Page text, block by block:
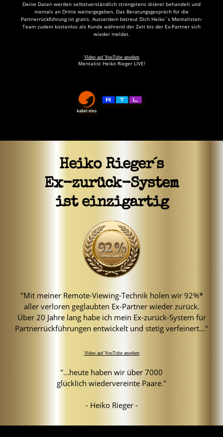
Deine Daten werden selbstverständlich strengstens diskret behandelt und
niemals an Dritte weitergegeben. Das Beratungsgespräch für die
Partnerrückführung ist gratis. Ausserdem betreut Dich Heiko´s Mentalisten-
Team zudem kostenlos als Kunde während der Zeit bis der Ex-Partner sich
wieder meldet.
Video auf YouTube ansehen
Mentalist Heiko Rieger LIVE!
Heiko Rieger´s
Ex-zurück-System
ist einzigartig
"Mit meiner Remote-Viewing-Technik holen wir 92%*
aller verloren geglaubten Ex-Partner wieder zurück.
Über 20 Jahre lang habe ich mein Ex-zurück-System für
Partnerrückführungen entwickelt und stetig verfeinert..."
Video auf YouTube ansehen
"...heute haben wir über 7000
glücklich wiedervereinte Paare."
- Heiko Rieger -